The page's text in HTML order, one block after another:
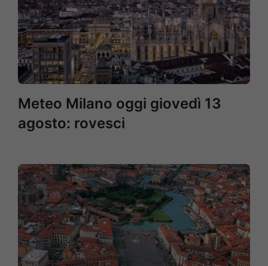
Meteo Milano oggi giovedì 13
agosto: rovesci